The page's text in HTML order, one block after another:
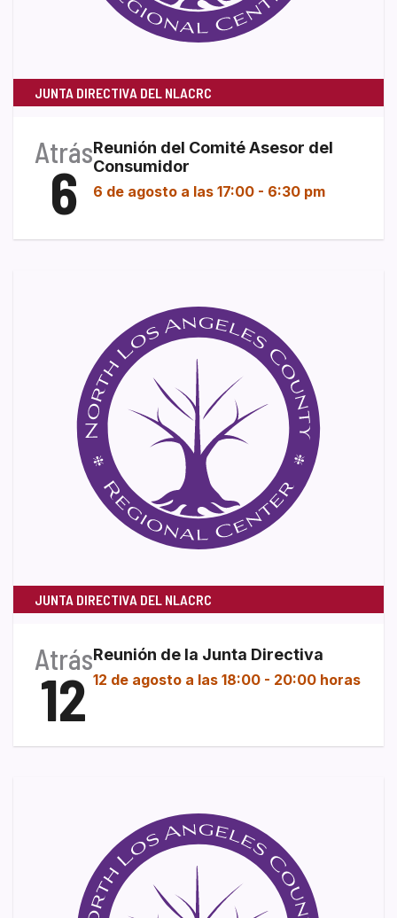
JUNTA DIRECTIVA DEL NLACRC
Atrás
6
Reunión del Comité Asesor del
Consumidor
6 de agosto a las 17:00 - 6:30 pm
JUNTA DIRECTIVA DEL NLACRC
Atrás
12
Reunión de la Junta Directiva
12 de agosto a las 18:00 - 20:00 horas